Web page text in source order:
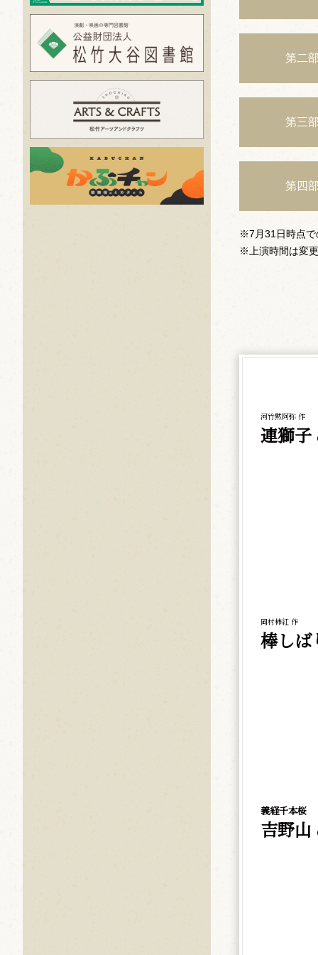
第二
第三
第四
※7月31日時点で
※上演時間は変
河竹黙阿弥 作
連獅子
岡村柿紅 作
棒しば
義経千本桜
吉野山